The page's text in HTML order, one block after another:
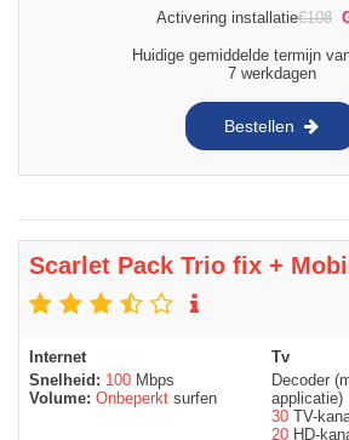
Activering installatie€108
Huidige gemiddelde termijn
7 werkdagen
Bestellen
Scarlet Pack Trio fix +
Internet
Snelheid: 100 Mbps
Volume: Onbeperkt surfen
Tv
Decoder
applicatie)
30 TV-
20 HD-